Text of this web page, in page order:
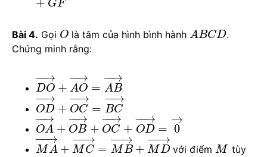
+ GF
Bài 4. Gọi O là tâm của hình bình hành ABCD.
Chứng minh rằng:
DO
−→
−
+ AO
−→
−
= AB
−→
−
OD
−→
−
+ OC
−→
−
= BC
−→
−
OA
−→
−
+ OB
−→
−
+ OC
−→
−
+ OD
−→
−
= 0
→
MA
−→
−
+ M C
−→
−
= MB
−→
−
+ MD
−→
−
với điểmM tùy